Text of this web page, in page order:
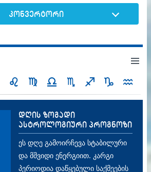
კონვერტორი
დღის ზოგადი
ასტროლოგიური პროგნოზი
ეს დღე გამოირჩევა სტაბილური
და მშვიდი ენერგიით. კარგი
პერიოდია დაწყებული საქმეების